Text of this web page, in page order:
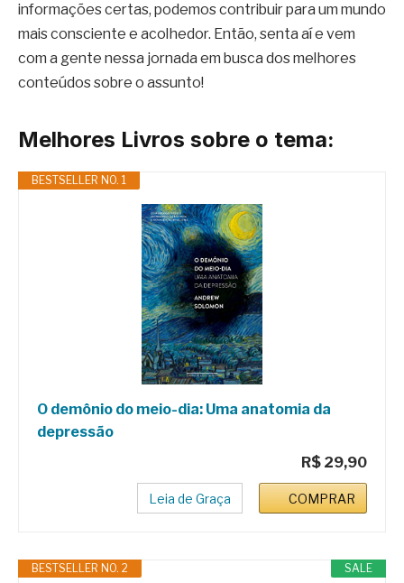
informações certas, podemos contribuir para um mundo
mais consciente e acolhedor. Então, senta aí e vem
com a gente nessa jornada em busca dos melhores
conteúdos sobre o assunto!
Melhores Livros sobre o tema:
BESTSELLER NO. 1
O demônio do meio-dia: Uma anatomia da
depressão
R$ 29,90
Leia de Graça COMPRAR
SALE
BESTSELLER NO. 2